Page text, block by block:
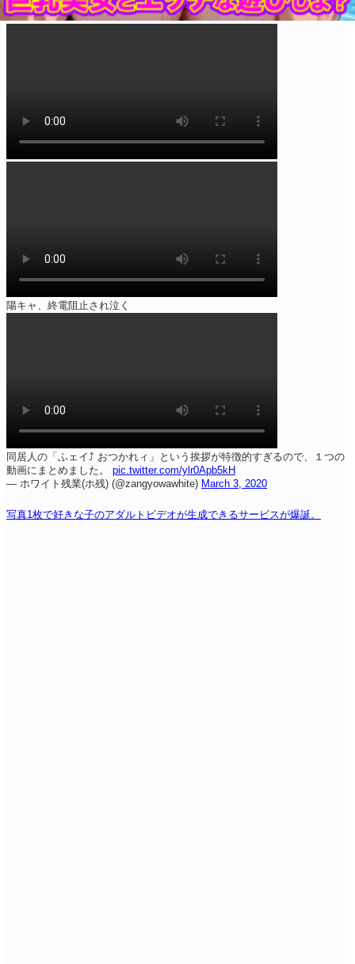
陽キャ、終電阻止され泣く
同居人の「ふェイ⤴︎ おつかれィ」という挨拶が特徴的すぎるので、
１つの
動画にまとめました。 pic.twitter.com/ylr0Apb5kH
— ホワイト残業(ホ残) (@zangyowawhite) March 3, 2020
写真1枚で好きな子のアダルトビデオが生成できるサービスが爆誕。